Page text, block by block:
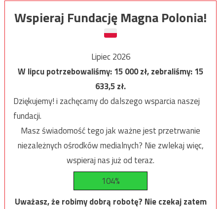
Wspieraj Fundację Magna Polonia!
Lipiec 2026
W lipcu potrzebowaliśmy:15 000zł, zebraliśmy:15
633,5zł.
Dziękujemy! i zachęcamy do dalszego wsparcia naszej
fundacji.
Masz świadomość tego jak ważne jest przetrwanie
niezależnych ośrodków medialnych? Nie zwlekaj więc,
wspieraj nas już od teraz.
104%
Uważasz, że robimy dobrą robotę? Nie czekaj zatem